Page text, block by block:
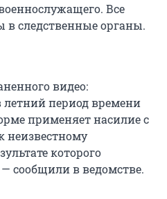
Все
следственные органы.
видео:
летний период времени
применяет насилие с
неизвестному
которого
сообщили в ведомстве.